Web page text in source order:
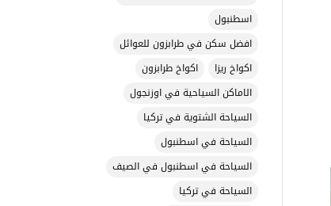
اسطنبول
افضل سكن في طرابزون للعوائل
اكواخ ريزا
اكواخ طرابزون
الاماكن السياحية في اوزنجول
السياحة الشتوية في تركيا
السياحة في اسطنبول
السياحة في اسطنبول في الصيف
السياحة في تركيا